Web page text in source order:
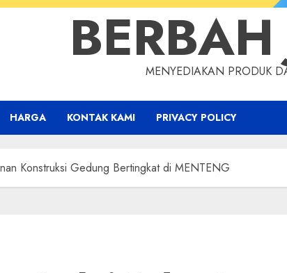
MENYEDIAKAN PRODUK
HARGA KONTAK KAMI PRIVACY POLICY
Konstruksi Gedung Bertingkat di MENTENG